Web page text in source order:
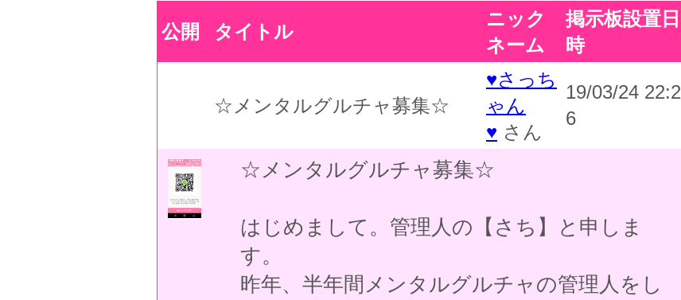
公開 タイトル
ニック
ネーム
掲示板設置日
時
☆メンタルグルチャ募集☆
♥さっち
ゃん
♥ さん
19/03/24 22:2
6
☆メンタルグルチャ募集☆
はじめまして。管理人の【さち】と申しま
す。
昨年、半年間メンタルグルチャの管理人をし